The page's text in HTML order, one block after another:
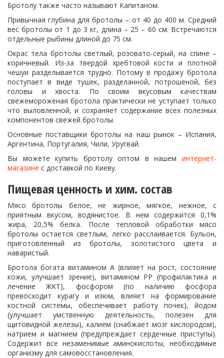
Бротолу также часто называют Капитаном.
Привычная глубина для бротолы – от 40 до 400 м. Средний
вес бротолы от 1 до 3 кг, длина – 25 – 60 см. Встречаются
отдельные рыбины длиной до 75 см.
Окрас тела бротолы светлый, розовато-серый, на спине –
коричневый. Из-за твердой хребтовой кости и плотной
чешуи разделывается трудно. Потому в продажу бротола
поступает в виде тушек, разделанной, потрошеной, без
головы и хвоста. По своим вкусовым качествам
свежемороженая бротола практически не уступает только
что выловленной, и сохраняет содержание всех полезных
компонентов свежей бротолы.
Основные поставщики бротолы на наш рынок – Испания,
Аргентина, Португалия, Чили, Уругвай.
Вы можете купить бротолу оптом в нашем интернет-
магазине с доставкой по Киеву.
Пищевая ценность и хим. состав
Мясо бротолы белое, не жирное, мягкое, нежное, с
приятным вкусом, водянистое. В нем содержится 0,1%
жира, 20,5% белка. После тепловой обработки мясо
бротолы остается светлым, легко расслаивается. Бульон,
приготовленный из бротолы, золотистого цвета и
наваристый.
Бротола богата витамином А (влияет на рост, состояние
кожи, улучшает зрение), витамином РР (профилактика и
лечение ЖКТ), фосфором (по наличию фосфора
превосходит курагу и изюм, влияет на формирование
костной системы, обеспечивает работу почек), йодом
(улучшает умственную деятельность, полезен для
щитовидной железы), калием (снабжает мозг кислородом),
натрием и магнием (предупреждает сердечные приступы).
Содержит все незаменимые аминокислоты, необходимые
организму для самовосстановления.